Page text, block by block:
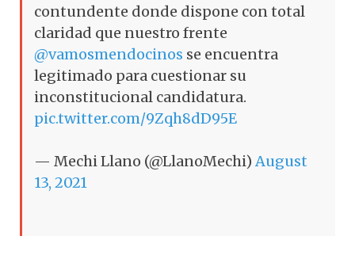
contundente donde dispone con total
claridad que nuestro frente
@vamosmendocinos se encuentra
legitimado para cuestionar su
inconstitucional candidatura.
pic.twitter.com/9Zqh8dD95E
— Mechi Llano (@LlanoMechi) August
13, 2021